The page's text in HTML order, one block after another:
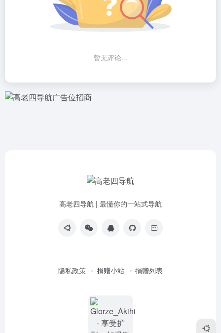
暂无评论...
高老四导航 | 最懂你的一站式导航
隐私政策 捐赠小站 捐赠列表